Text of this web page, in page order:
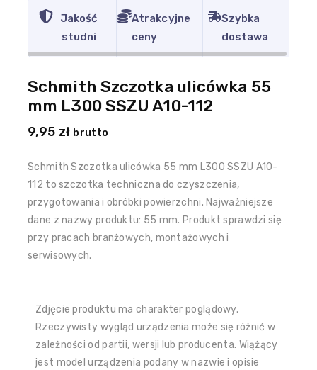
Jakość
studni
Atrakcyjne
ceny
Szybka
dostawa
Schmith Szczotka ulicówka 55
mm L300 SSZU A10-112
9,95 zł brutto
Schmith Szczotka ulicówka 55 mm L300 SSZU A10-
112 to szczotka techniczna do czyszczenia,
przygotowania i obróbki powierzchni. Najważniejsze
dane z nazwy produktu: 55 mm. Produkt sprawdzi się
przy pracach branżowych, montażowych i
serwisowych.
Zdjęcie produktu ma charakter poglądowy.
Rzeczywisty wygląd urządzenia może się różnić w
zależności od partii, wersji lub producenta. Wiążący
jest model urządzenia podany w nazwie i opisie